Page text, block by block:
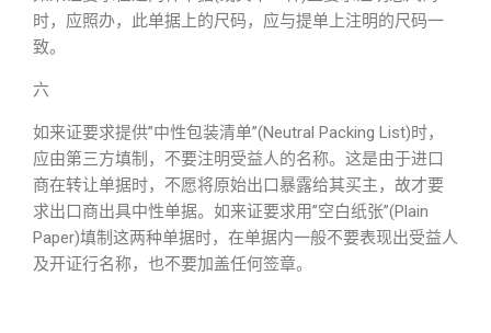
时，应照办，此单据上的尺码，应与提单上注明的尺码一
致。
六
如来证要求提供”中性包装清单”(Neutral Packing List)时，
应由第三方填制，不要注明受益人的名称。这是由于进口
商在转让单据时，不愿将原始出口暴露给其买主，故才要
求出口商出具中性单据。如来证要求用”空白纸张”(Plain
Paper)填制这两种单据时，在单据内一般不要表现出受益人
及开证行名称，也不要加盖任何签章。